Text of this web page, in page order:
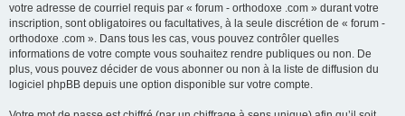
votre adresse de courriel requis par « forum - orthodoxe .com » durant votre
inscription, sont obligatoires ou facultatives, à la seule discrétion de « forum -
orthodoxe .com ». Dans tous les cas, vous pouvez contrôler quelles
informations de votre compte vous souhaitez rendre publiques ou non. De
plus, vous pouvez décider de vous abonner ou non à la liste de diffusion du
logiciel phpBB depuis une option disponible sur votre compte.